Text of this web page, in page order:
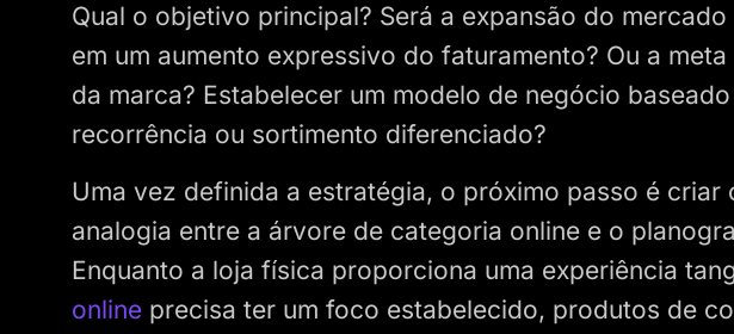
Qual o objetivo principal? Será a expansão do
em um aumento expressivo do faturamento? Ou a
da marca? Estabelecer um modelo de negócio
recorrência ou sortimento diferenciado?
Uma vez definida a estratégia, o próximo passo é criar
analogia entre a árvore de categoria online e o
Enquanto a loja física proporciona uma experiência
online precisa ter um foco estabelecido, produtos de